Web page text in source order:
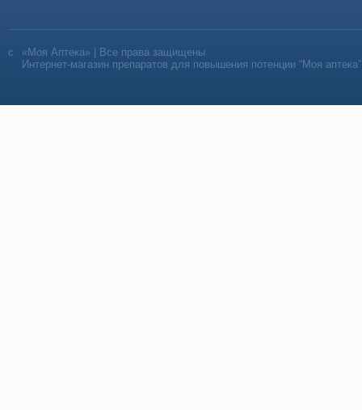
«Моя Аптека» | Все права защищены
Интернет-магазин препаратов для повышения потенции “Моя